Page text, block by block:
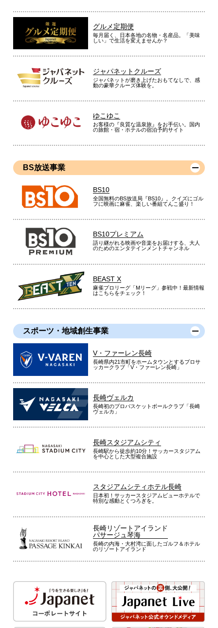
グルメ定期便
毎月届く、日本各地の名物・名産品。「美味
しい」で生活を変えませんか？
ジャパネットクルーズ
ジャパネットが磨き上げたおもてなしで、感
動の豪華クルーズ体験を。
ゆこゆこ
お客様の『良質な温泉旅』をお手伝い。国内
の旅館・宿・ホテルの宿泊予約サイト
BS放送事業
BS10
全国無料のBS放送局『BS10』。クイズにゴル
フに映画に麻雀、楽しい番組てんこ盛り！
BS10プレミアム
語り継がれる映画や音楽をお届けする、大人
のためのエンタテインメントチャンネル
BEAST X
麻雀プロリーグ「Mリーグ」参戦中！最新情報
はこちらをチェック！
スポーツ・地域創生事業
V・ファーレン長崎
長崎県内21市町をホームタウンとするプロサ
ッカークラブ「V・ファーレン長崎」
長崎ヴェルカ
長崎初のプロバスケットボールクラブ「長崎
ヴェルカ」
長崎スタジアムシティ
長崎駅から徒歩約10分！サッカースタジアム
を中心とした大型複合施設
スタジアムシティホテル長崎
日本初！サッカースタジアムビューホテルで
特別な感動とくつろぎを。
長崎リゾートアイランド
パサージュ琴海
長崎の内海・大村湾に面したゴルフ＆ホテル
のリゾートアイランド